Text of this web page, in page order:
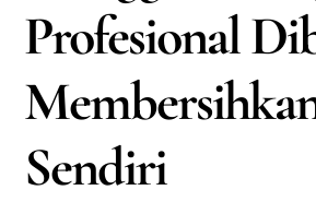
Profesional
Sendiri